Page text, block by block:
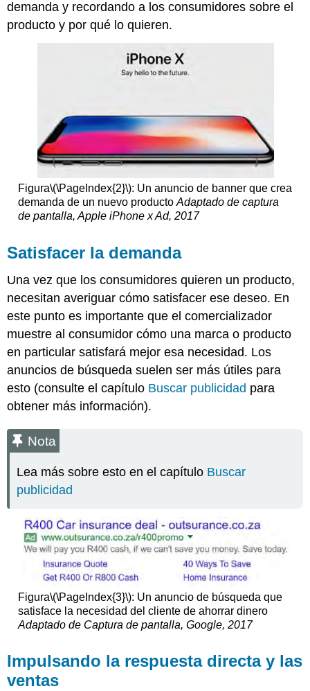
demanda y recordando a los consumidores sobre el
producto y por qué lo quieren.
Figura\(\PageIndex{2}\): Un anuncio de banner que crea
demanda de un nuevo producto Adaptado de captura
de pantalla, Apple iPhone x Ad, 2017
Satisfacer la demanda
Una vez que los consumidores quieren un producto,
necesitan averiguar cómo satisfacer ese deseo. En
este punto es importante que el comercializador
muestre al consumidor cómo una marca o producto
en particular satisfará mejor esa necesidad. Los
anuncios de búsqueda suelen ser más útiles para
esto (consulte el capítulo Buscar publicidad para
obtener más información).
Nota
Lea más sobre esto en el capítulo Buscar
publicidad
Figura\(\PageIndex{3}\): Un anuncio de búsqueda que
satisface la necesidad del cliente de ahorrar dinero
Adaptado de Captura de pantalla, Google, 2017
Impulsando la respuesta directa y las
ventas